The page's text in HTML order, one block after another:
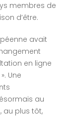
membres de
d’être.
avait
en ligne
Une
au
au plus tôt,